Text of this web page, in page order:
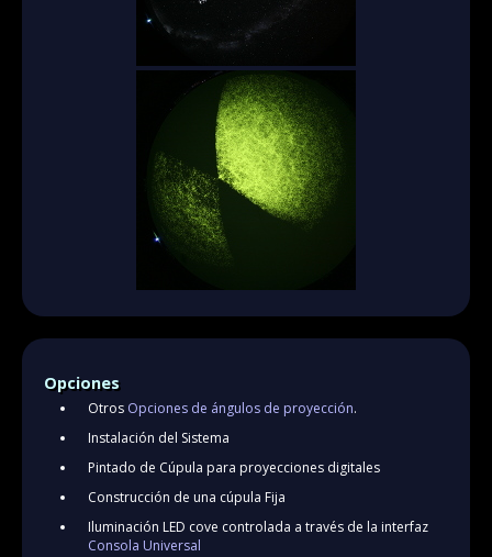
Opciones
Otros Opciones de ángulos de proyección.
Instalación del Sistema
Pintado de Cúpula para proyecciones digitales
Construcción de una cúpula Fija
Iluminación LED cove controlada a través de la interfaz
Consola Universal